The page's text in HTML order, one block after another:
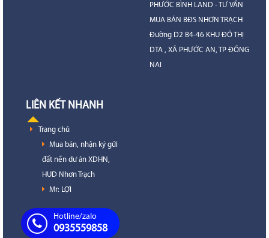
PHƯỚC BÌNH LAND - TƯ VẤN
MUA BÁN BĐS NHƠN TRẠCH
Đường D2 B4-46 KHU ĐÔ THỊ
DTA , XÃ PHƯỚC AN, TP ĐỒNG
NAI
LIÊN KẾT NHANH
Trang chủ
Mua bán, nhận ký gửi
đất nền dư án XDHN,
HUD Nhơn Trạch
Mr: LỢI
Hotline/zalo
0935559858